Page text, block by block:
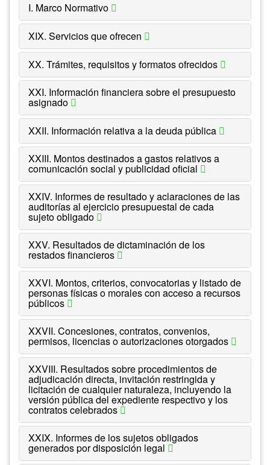
I. Marco Normativo
XIX. Servicios que ofrecen
XX. Trámites, requisitos y formatos ofrecidos
XXI. Información financiera sobre el presupuesto
asignado
XXII. Información relativa a la deuda pública
XXIII. Montos destinados a gastos relativos a
comunicación social y publicidad oficial
XXIV. Informes de resultado y aclaraciones de las
auditorías al ejercicio presupuestal de cada
sujeto obligado
XXV. Resultados de dictaminación de los
restados financieros
XXVI. Montos, criterios, convocatorias y listado de
personas físicas o morales con acceso a recursos
públicos
XXVII. Concesiones, contratos, convenios,
permisos, licencias o autorizaciones otorgados
XXVIII. Resultados sobre procedimientos de
adjudicación directa, invitación restringida y
licitación de cualquier naturaleza, incluyendo la
versión pública del expediente respectivo y los
contratos celebrados
XXIX. Informes de los sujetos obligados
generados por disposición legal